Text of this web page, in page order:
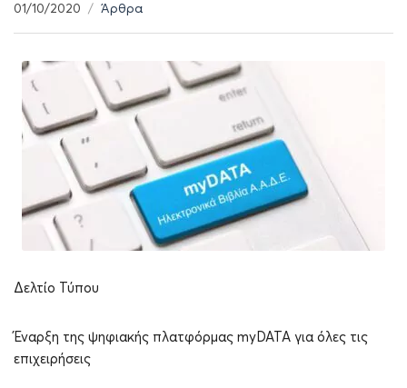
01/10/2020 Άρθρα
Δελτίο Τύπου
Έναρξη της ψηφιακής πλατφόρμας myDATA για όλες τις
επιχειρήσεις